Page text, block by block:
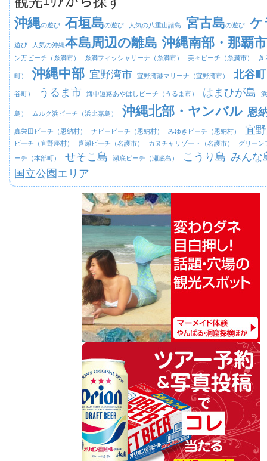
沖縄の遊び 石垣島の遊び 人気の八重山諸島 宮古島の遊び ケ
遊び 人気の沖縄本島周辺の離島 沖縄南部・那覇市
ン万ビーチ（糸満市） 糸満フィッシャリーナ（糸満市） 美々ビーチ（糸満市） き
町） 沖縄中部 宜野湾市 宜野湾港マリーナ（宜野湾市） 北谷町
谷町） うるま市 海中道路あやはしビーチ（うるま市） はまひが島
島） ムルク浜ビーチ（浜比嘉島） 沖縄北部・ヤンバル 恩
真栄田ビーチ（恩納村） ナビービーチ（恩納村） みゆきビーチ（恩納村） 宜
ビーチ（宜野座村） 喜瀬ビーチ（名護市） カヌチャリゾート（名護市） グリーン
ーチ（本部町） せそこ島 瀬底ビーチ（瀬底島） こうり島 みんな
国立公園エリア